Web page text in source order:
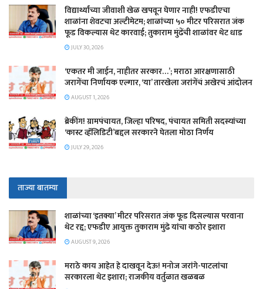
विद्यार्थ्यांच्या जीवाशी खेळ खपवून घेणार नाही! एफडीएचा
शाळांना शेवटचा अल्टीमेटम; शाळांच्या ५० मीटर परिसरात जंक
फूड विकल्यास थेट कारवाई; तुकाराम मुंढेंची शाळांवर थेट धाड
JULY 30, 2026
‘एकतर मी जाईन, नाहीतर सरकार…’; मराठा आरक्षणासाठी
जरागेंचा निर्णायक एल्गार, ‘या’ तारखेला जरांगेंचं अखेरचं आंदोलन
AUGUST 1, 2026
ब्रेकींग! ग्रामपंचायत, जिल्हा परिषद, पंचायत समिती सदस्यांच्या
‘कास्ट व्हॅलिडिटी’बद्दल सरकारने घेतला मोठा निर्णय
JULY 29, 2026
ताज्या बातम्या
शाळांच्या ‘इतक्या’ मीटर परिसरात जंक फूड दिसल्यास परवाना
थेट रद्द; एफडीए आयुक्त तुकाराम मुंढे यांचा कठोर इशारा
AUGUST 9, 2026
मराठे काय आहेत हे दाखवून देऊ! मनोज जरांगे-पाटलांचा
सरकारला थेट इशारा; राजकीय वर्तुळात खळबळ